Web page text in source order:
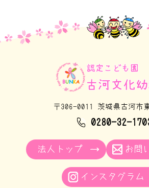
〒306-0011 茨城県古河市
0280-32-
法人トップ お問
インスタグラム